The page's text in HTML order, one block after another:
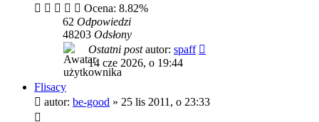
Ocena: 8.82%
62 Odpowiedzi
48203 Odsłony
Ostatni postautor: spaff
14 cze 2026, o 19:44
Flisacy
autor: be-good » 25 lis 2011, o 23:33